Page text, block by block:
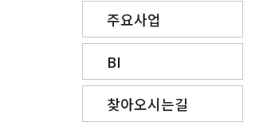
주요사업
BI
찾아오시는길